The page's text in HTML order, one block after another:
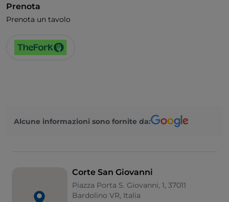
Si parla francese
Menù bambini
Area fumatori
Wi-Fi
Prenota
Prenota un tavolo
Alcune informazioni sono fornite da:
Corte San Giovanni
Piazza Porta S. Giovanni, 1, 37011
Bardolino VR, Italia